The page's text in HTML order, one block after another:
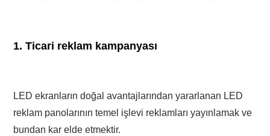
1. Ticari reklam kampanyası
LED ekranların doğal avantajlarından yararlanan LED
reklam panolarının temel işlevi reklamları yayınlamak ve
bundan kar elde etmektir.